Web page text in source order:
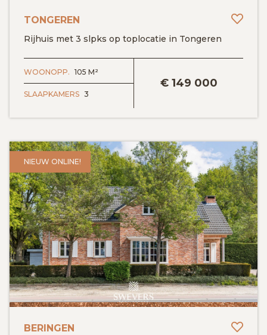
TONGEREN
Rijhuis met 3 slpks op toplocatie in Tongeren
€149 000
WOONOPP. 105 M²
SLAAPKAMERS 3
BEKIJK DETAILS
NIEUW ONLINE!
BERINGEN